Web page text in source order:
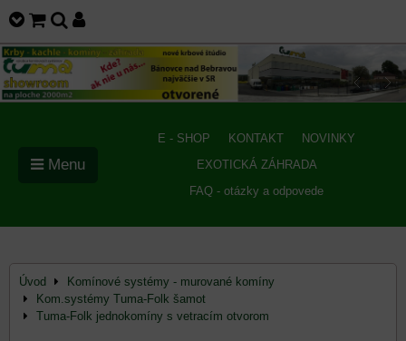
E - SHOP KONTAKT
NOVINKY
EXOTICKÁ ZÁHRADA
FAQ - otázky a odpovede
Menu
Úvod
Komínové systémy - murované komíny
Kom.systémy Tuma-Folk šamot
Tuma-Folk jednokomíny s vetracím otvorom